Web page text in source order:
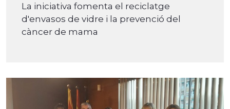
La iniciativa fomenta el reciclatge
d'envasos de vidre i la prevenció del
càncer de mama